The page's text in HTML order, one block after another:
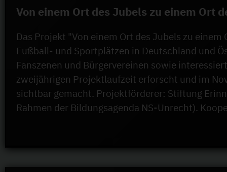
Von einem Ort des Jubels zu einem Ort
Das Projekt "Von einem Ort des Jubels zu
Fußball- und Sportplätzen in Deutschland und
Fanszenen und Bürgervereinen sowie
zweijährigen Projektlaufzeit erforscht und im
sichtbar gemacht. Projektförderer: Stiftung
Rahmen der Bildungsagenda NS-Unrecht).